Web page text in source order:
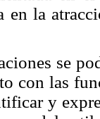
en la
se
con las
y